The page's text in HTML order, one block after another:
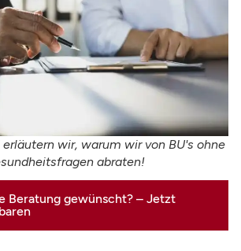
wir, warum wir von BU's ohne
abraten!
Beratung gewünscht? – Jetzt